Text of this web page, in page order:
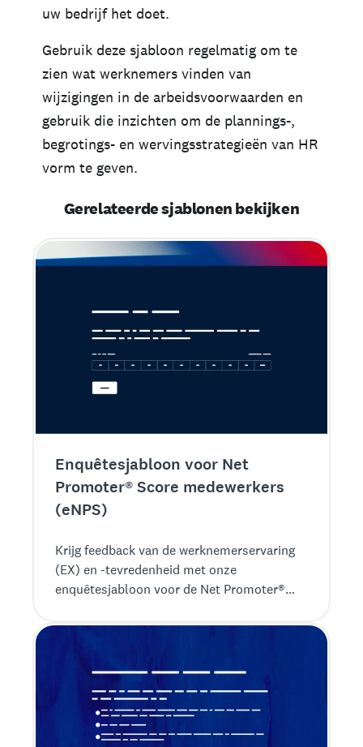
uw bedrijf het doet.
Gebruik deze sjabloon regelmatig om te
zien wat werknemers vinden van
wijzigingen in de arbeidsvoorwaarden en
gebruik die inzichten om de plannings-,
begrotings- en wervingsstrategieën van HR
vorm te geven.
Gerelateerde sjablonen bekijken
Enquêtesjabloon voor Net
Promoter® Score medewerkers
(eNPS)
Krijg feedback van de werknemerservaring
(EX) en -tevredenheid met onze
enquêtesjabloon voor de Net Promoter®